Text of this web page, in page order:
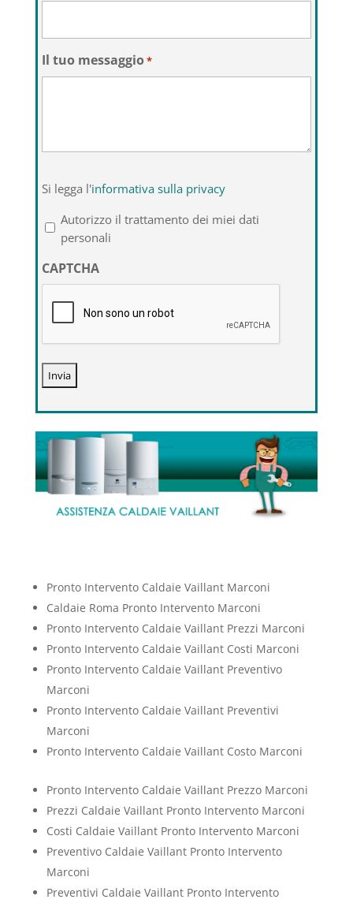
Il tuo messaggio*
legga
l'informativa
sulla
privacy
*
Si legga l'informativa sulla privacy
Autorizzo il trattamento dei miei dati
personali
CAPTCHA
Pronto Intervento Caldaie Vaillant Marconi
Caldaie Roma Pronto Intervento Marconi
Pronto Intervento Caldaie Vaillant Prezzi Marconi
Pronto Intervento Caldaie Vaillant Costi Marconi
Pronto Intervento Caldaie Vaillant Preventivo
Marconi
Pronto Intervento Caldaie Vaillant Preventivi
Marconi
Pronto Intervento Caldaie Vaillant Costo Marconi
Pronto Intervento Caldaie Vaillant Prezzo Marconi
Prezzi Caldaie Vaillant Pronto Intervento Marconi
Costi Caldaie Vaillant Pronto Intervento Marconi
Preventivo Caldaie Vaillant Pronto Intervento
Marconi
Preventivi Caldaie Vaillant Pronto Intervento